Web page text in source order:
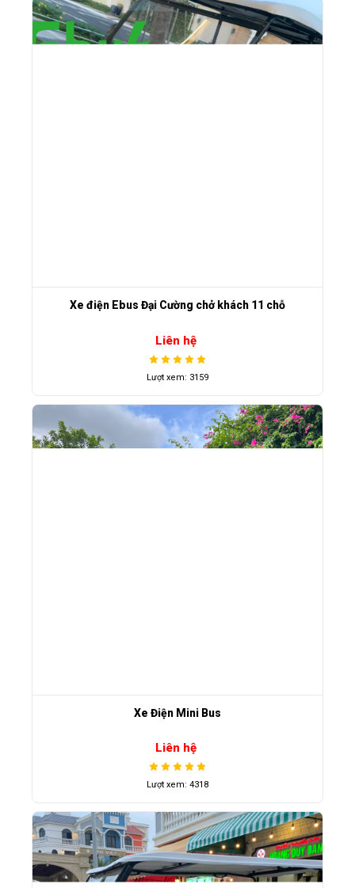
Xe điện Ebus Đại Cường chở khách 11 chỗ
Liên hệ
Lượt xem: 3159
Xe Điện Mini Bus
Liên hệ
Lượt xem: 4318